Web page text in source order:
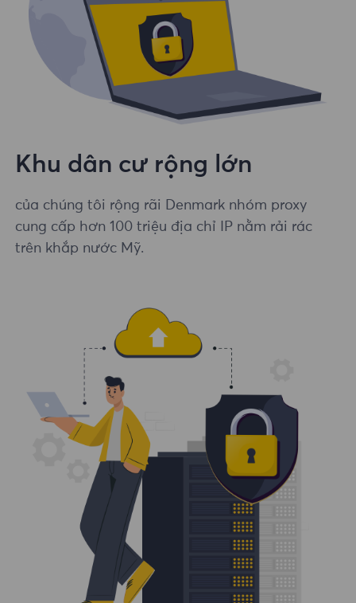
Khu dân cư rộng lớn
của chúng tôi rộng rãi Denmark nhóm proxy
cung cấp hơn 100 triệu địa chỉ IP nằm rải rác
trên khắp nước Mỹ.